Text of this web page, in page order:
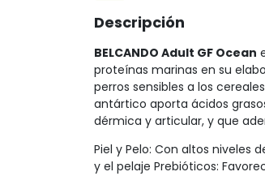
Descripción
BELCANDO Adult GF Ocean
proteínas marinas en su
perros sensibles a los
antártico aporta ácidos
dérmica y articular, y que
Piel y Pelo: Con altos niveles
y el pelaje Prebióticos: